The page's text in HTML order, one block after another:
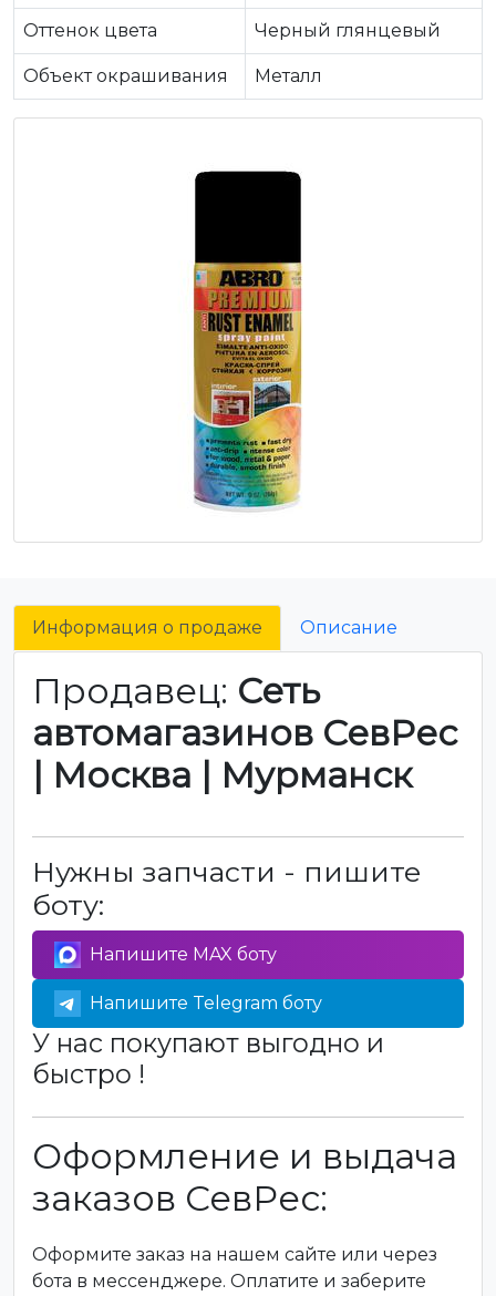
Оттенок цвета Черный глянцевый
Объект окрашивания Металл
Информация о продаже Описание
Продавец: Сеть
автомагазинов СевРес
| Москва | Мурманск
Нужны запчасти - пишите
боту:
Напишите MAX боту
Напишите Telegram боту
У нас покупают выгодно и
быстро !
Оформление и выдача
заказов СевРес:
Оформите заказ на нашем сайте или через
бота в мессенджере. Оплатите и заберите